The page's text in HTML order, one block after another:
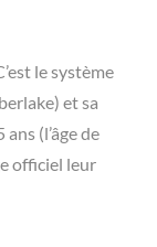
le système
et sa
(l’âge de
officiel leur